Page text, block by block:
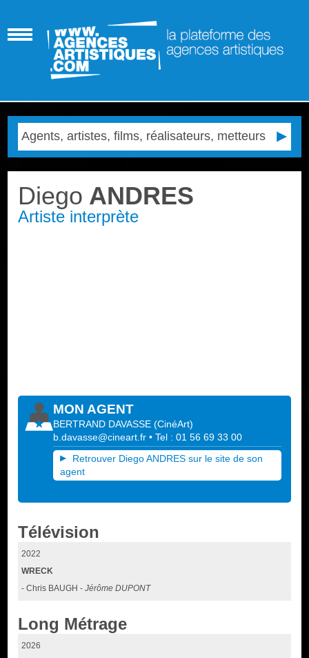
Diego ANDRES
Artiste interprète
MON AGENT
BERTRAND DAVASSE (CinéArt)
b.davasse@cineart.fr • Tel : 01 56 69 33 00
Retrouver Diego ANDRES sur le site de son
agent
Télévision
2022
WRECK
- Chris BAUGH -Jérôme DUPONT
Long Métrage
2026